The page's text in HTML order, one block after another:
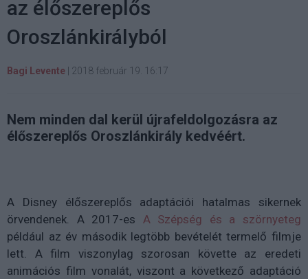
az élőszereplős
Oroszlánkirályból
Bagi Levente 2018 február 19. 16:17
Nem minden dal kerül újrafeldolgozásra az
élőszereplős Oroszlánkirály kedvéért.
A Disney élőszereplős adaptációi hatalmas sikernek
örvendenek. A 2017-es A Szépség és a szörnyeteg
például az év második legtöbb bevételét termelő filmje
lett. A film viszonylag szorosan követte az eredeti
animációs film vonalát, viszont a következő adaptáció